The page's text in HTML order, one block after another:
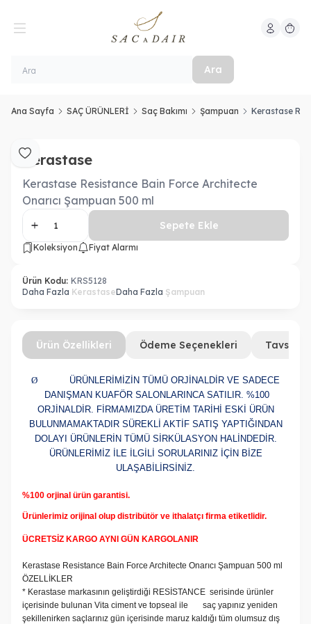
Ara
Hesabım
Ana Sayfa SAÇ ÜRÜNLERİ Saç Bakımı Şampuan Kerastase
Favoriye Ekle
Kerastase
Kerastase Resistance Bain Force Architecte
Onarıcı Şampuan 500 ml
Sepete Ekle
Koleksiyon Fiyat Alarmı
Ürün Kodu: KRS5128
Daha Fazla KerastaseDaha Fazla Şampuan
Ürün Özellikleri Ödeme Seçenekleri Tavsiye
Ø
ÜRÜNLERİMİZİN TÜMÜ ORJİNALDİR VE SADECE
DANIŞMAN KUAFÖR SALONLARINCA SATILIR. %100
ORJİNALDİR. FİRMAMIZDA ÜRETİM TARİHİ ESKİ ÜRÜN
BULUNMAMAKTADIR SÜREKLİ AKTİF SATIŞ YAPTIĞINDAN
DOLAYI ÜRÜNLERİN TÜMÜ SİRKÜLASYON HALİNDEDİR.
ÜRÜNLERİMİZ İLE İLGİLİ SORULARINIZ İÇİN BİZE
ULAŞABİLİRSİNİZ.
%100 orjinal ürün garantisi.
Ürünlerimiz orijinal olup distribütör ve ithalatçı firma etiketlidir.
ÜCRETSİZ KARGO AYNI GÜN KARGOLANIR
Kerastase Resistance Bain Force Architecte Onarıcı Şampuan 500 ml
ÖZELLİKLER
* Kerastase markasının geliştirdiği RESİSTANCE serisinde ürünler
içerisinde bulunan Vita ciment ve topseal ile saç yapınız yeniden
şekillenirken saçlarınız gün içerisinde maruz kaldığı tüm olumsuz dış